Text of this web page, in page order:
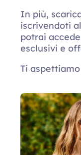
In più,
iscrivendoti
potrai
esclusivi e
Ti